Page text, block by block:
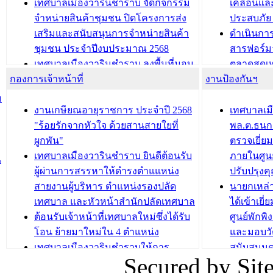
ถนนเกษมสุขและถนนประทุมเทพภักดี
บทความ อื่นๆ ...
ประโยช
บทความ อื่นๆ ...
เทศบาลเมืองวารินชำราบ จัดกิจกรรม
จำหน่ายสินค้าชุมชน ปิดโครงการส่ง
เสริมและสนับสนุนการจำหน่ายสินค้า
ชุมชน ประจำปีงบประมาณ 2568
เทศบาลเมืองวารินชำราบ ลงพื้นที่มอบ
น้ำดื่มแก่ผู้พักอาศัย ณ ศูนย์พักพิง
กองสวัสดิการสังคม เทศบาลเมือง
วารินชำราบ จัดโครงการอบรมอาชีพ
ระยะสั้น ประจำปี 2568 (หลักสูตรการ
ถักทอผลิตภัณฑ์จากถุงพลาสติก)
บทความ อื่นๆ ...
เคลื่อนแ
ประสบภั
ดำเนินกา
สารฟอร์
ตลาดสดเ
วารินชำร
ถนนแก่เ
เด็กเล็ก
เทศบาลเ
ปรึกษาห
วัยของอ
บทความ อื่นๆ ...
กองการเจ้าหน้าที่
งานเกษียณอายุราชการ ประจำปี 2568
"ร้อยรักจากหัวใจ ด้วยสานสายใยที่
ผูกพัน"
เทศบาลเมืองวารินชำราบ ยินดีต้อนรับ
ผู้ผ่านการสรรหาให้ดำรงตำแแหน่ง
สายงานผู้บริหาร ตำแหน่งรองปลัด
เทศบาล และหัวหน้าสำนักปลัดเทศบาล
ต้อนรับเจ้าหน้าที่เทศบาลใหม่ซึ่งได้รับ
โอน ย้ายมาใหม่ใน 4 ตำแหน่ง
เทศบาลเมืองวารินชำราบให้การ
ต้อนรับพนักงานเทศบาลผู้ผ่านการ
งานป้องกันฯ
เทศบาลเ
พล.ต.ธน
ตรวจเยี่ย
ภายในศู
ปรับปรุง
นายกเห
ได้เข้าเยี่
ศูนย์พักพิ
และมอบ
สนับสนุน
ภัยน้ำท่วม
Secured by